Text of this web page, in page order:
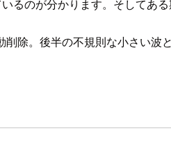
るのが分かります。そしてある
除。後半の不規則な小さい波